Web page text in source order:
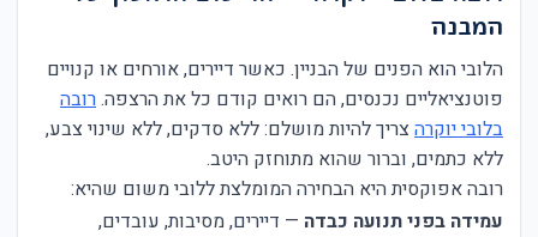
המבנה
הלובי הוא הפנים של הבניין. כאשר דיירים, אורחים או קנויים
פוטנציאליים נכנסים, הם רואים קודם כל את הרצפה.רובה
בלובי יוקרהצריך להיות מושלם: ללא סדקים, ללא שינוי צבע,
ללא כתמים, וברור שהוא מתוחזק היטב.
רובה אפוקסית היא הבחירה המומלצת ללובי משום שהיא:
עמידה בפני תנועה כבדה — דיירים, מסיבות, עובדים,